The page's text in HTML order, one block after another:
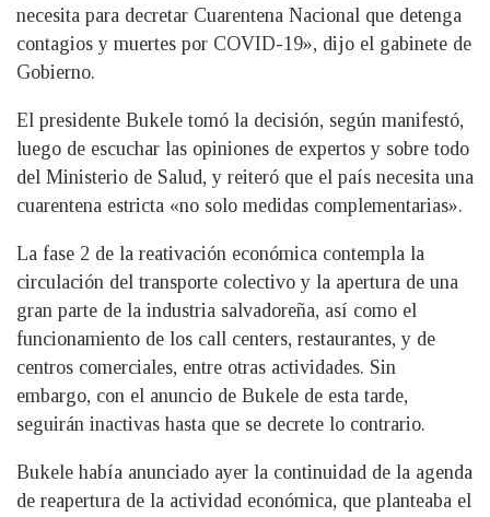
necesita para decretar Cuarentena Nacional que detenga
contagios y muertes por COVID-19», dijo el gabinete de
Gobierno.
El presidente Bukele tomó la decisión, según manifestó,
luego de escuchar las opiniones de expertos y sobre todo
del Ministerio de Salud, y reiteró que el país necesita una
cuarentena estricta «no solo medidas complementarias».
La fase 2 de la reativación económica contempla la
circulación del transporte colectivo y la apertura de una
gran parte de la industria salvadoreña, así como el
funcionamiento de los call centers, restaurantes, y de
centros comerciales, entre otras actividades. Sin
embargo, con el anuncio de Bukele de esta tarde,
seguirán inactivas hasta que se decrete lo contrario.
Bukele había anunciado ayer la continuidad de la agenda
de reapertura de la actividad económica, que planteaba el